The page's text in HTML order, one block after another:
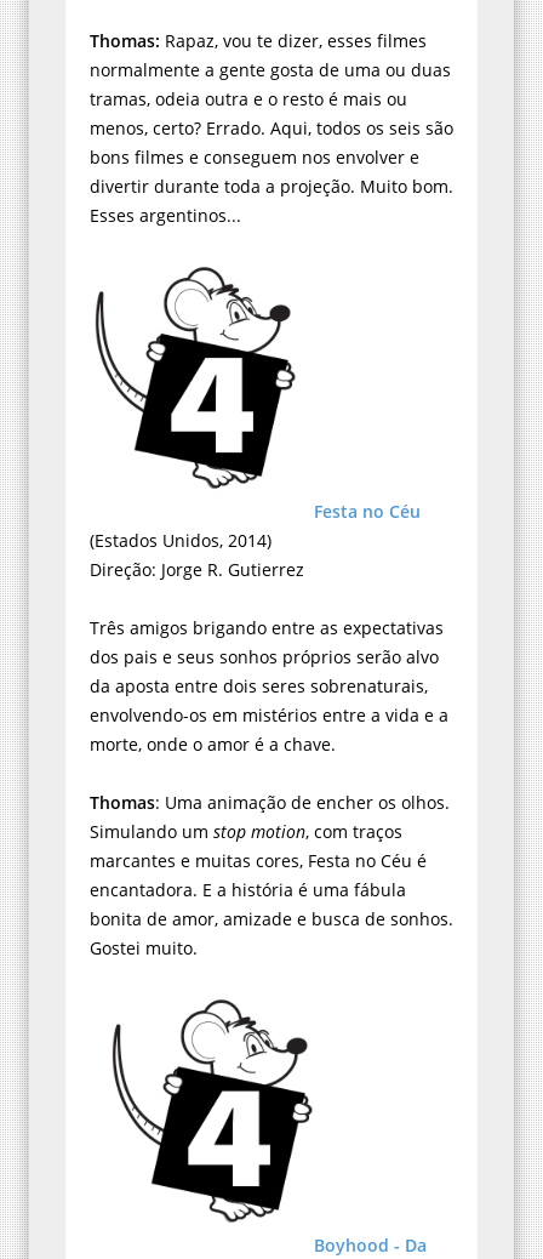
Thomas: Rapaz, vou te dizer, esses filmes
normalmente a gente gosta de uma ou duas
tramas, odeia outra e o resto é mais ou
menos, certo? Errado. Aqui, todos os seis são
bons filmes e conseguem nos envolver e
divertir durante toda a projeção. Muito bom.
Esses argentinos...
Festa no Céu
(Estados Unidos, 2014)
Direção: Jorge R. Gutierrez
Três amigos brigando entre as expectativas
dos pais e seus sonhos próprios serão alvo
da aposta entre dois seres sobrenaturais,
envolvendo-os em mistérios entre a vida e a
morte, onde o amor é a chave.
Thomas: Uma animação de encher os olhos.
Simulando um stop motion, com traços
marcantes e muitas cores, Festa no Céu é
encantadora. E a história é uma fábula
bonita de amor, amizade e busca de sonhos.
Gostei muito.
Boyhood - Da